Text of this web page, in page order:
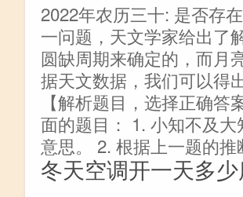
2022年农历三十: 是否存
一问题，天文学家给出了
圆缺周期来确定的，而月
据天文数据，我们可以得
【解析题目，选择正确
面的题目： 1. 小知不及
意思。 2. 根据上一题的
冬天空调开一天多